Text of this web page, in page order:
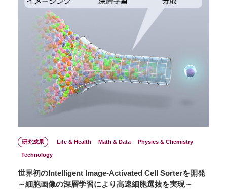
研究成果 Life & Health Math & Data Physics & Chemistry
Technology
世界初のIntelligent Image-Activated Cell Sorterを開発
～細胞画像の深層学習により高速細胞選抜を実現～